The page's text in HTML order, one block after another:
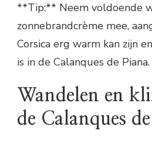
**Tip:** Neem voldoende
zonnebrandcrème mee,
Corsica erg warm kan zijn
is in de Calanques de Piana.
Wandelen en
de Calanques